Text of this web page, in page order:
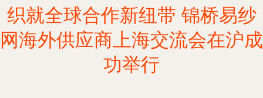
织就全球合作新纽带 锦桥易纱
网海外供应商上海交流会在沪成
功举行